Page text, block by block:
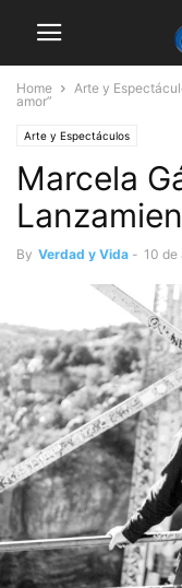
Home Arte y
amor”
Arte y Espectáculos
Marcela
By Verdad y Vida - 10 de